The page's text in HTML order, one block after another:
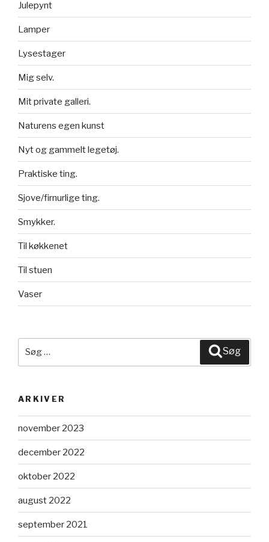
Julepynt
Lamper
Lysestager
Mig selv.
Mit private galleri.
Naturens egen kunst
Nyt og gammelt legetøj.
Praktiske ting.
Sjove/firnurlige ting.
Smykker.
Til køkkenet
Til stuen
Vaser
efter:
Søg
ARKIVER
november 2023
december 2022
oktober 2022
august 2022
september 2021